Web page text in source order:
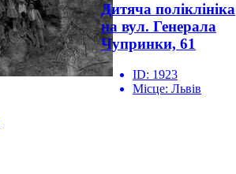
Дитяча поліклініка
на вул. Генерала
Чупринки, 61
ID: 1923
Місце: Львів